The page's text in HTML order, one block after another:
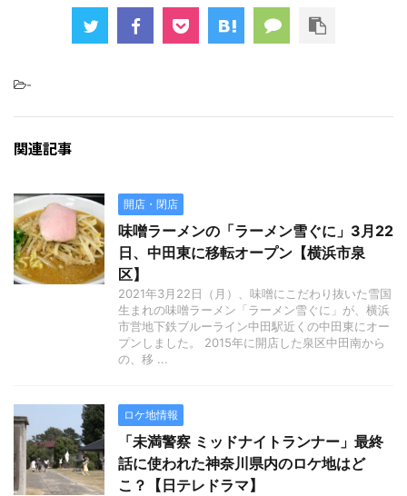
-
関連記事
開店・閉店
味噌ラーメンの「ラーメン雪ぐに」3月22
日、中田東に移転オープン【横浜市泉
区】
2021年3月22日（月）、味噌にこだわり抜いた雪国
生まれの味噌ラーメン「ラーメン雪ぐに」が、横浜
市営地下鉄ブルーライン中田駅近くの中田東にオー
プンしました。 2015年に開店した泉区中田南から
の、移 ...
ロケ地情報
「未満警察 ミッドナイトランナー」最終
話に使われた神奈川県内のロケ地はど
こ？【日テレドラマ】